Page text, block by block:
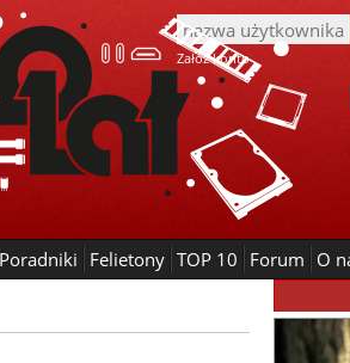
Załóż konto
Poradniki Felietony TOP 10 Forum O